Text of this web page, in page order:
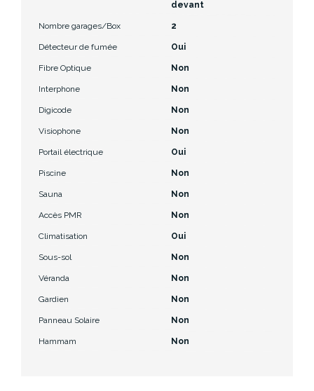
devant
Nombre garages/Box 2
Détecteur de fumée Oui
Fibre Optique Non
Interphone Non
Digicode Non
Visiophone Non
Portail électrique Oui
Piscine Non
Sauna Non
Accès PMR Non
Climatisation Oui
Sous-sol Non
Véranda Non
Gardien Non
Panneau Solaire Non
Hammam Non